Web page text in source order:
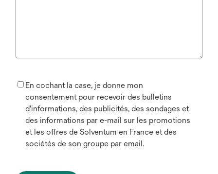
En cochant la case, je donne mon
consentement pour recevoir des bulletins
d'informations, des publicités, des sondages et
des informations par e-mail sur les promotions
et les offres de Solventum en France et des
sociétés de son groupe par email.